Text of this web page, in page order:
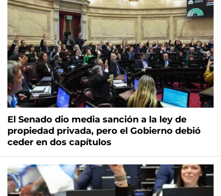
El Senado dio media sanción a la ley de
propiedad privada, pero el Gobierno debió
ceder en dos capítulos